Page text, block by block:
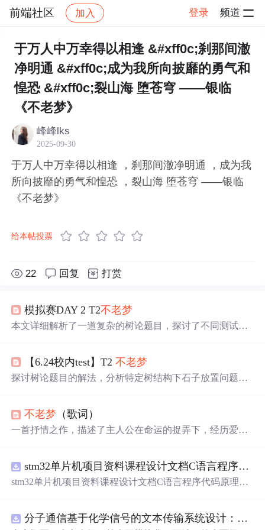
前端社区 加入 登录 频道
社区 前端社区 感慨 帖子详情
于万人中万幸得以相逢 &#xff0c;刹那间澈
净明通 &#xff0c;成为我所向披靡的勇气和
惶恐 &#xff0c;裂山海 堕苍穹 ——银临
《不老梦》
峰峰lks
2025-09-30
于万人中万幸得以相逢 ，刹那间澈净明通 ，成为我
所向披靡的勇气和惶恐 ，裂山海 堕苍穹 ——银临
《不老梦》
给本帖投票
22 回复 打赏
模拟赛DAY 2 T2不老梦
本文详细解析了一道复杂的树论题目，探讨了不同测试点
的数学归纳证明。
【6.24校内test】T2不老梦
探讨树论题目的解法，分析特定树结构下石子放置问题的
不老梦 （歌词）
一首抒情之作，描述了主人公在命运的捉弄下，经历爱情
stm32单片机项目资料课程设计文档C语言程序代码原理图电路PCB实例无线智能报警器的设计
stm32单片机项目资料课程设计文档C语言程序代码原理图
分子通信基于化学信号的文本传输系统设计：桌面式实验平台实现与非线性特性分析